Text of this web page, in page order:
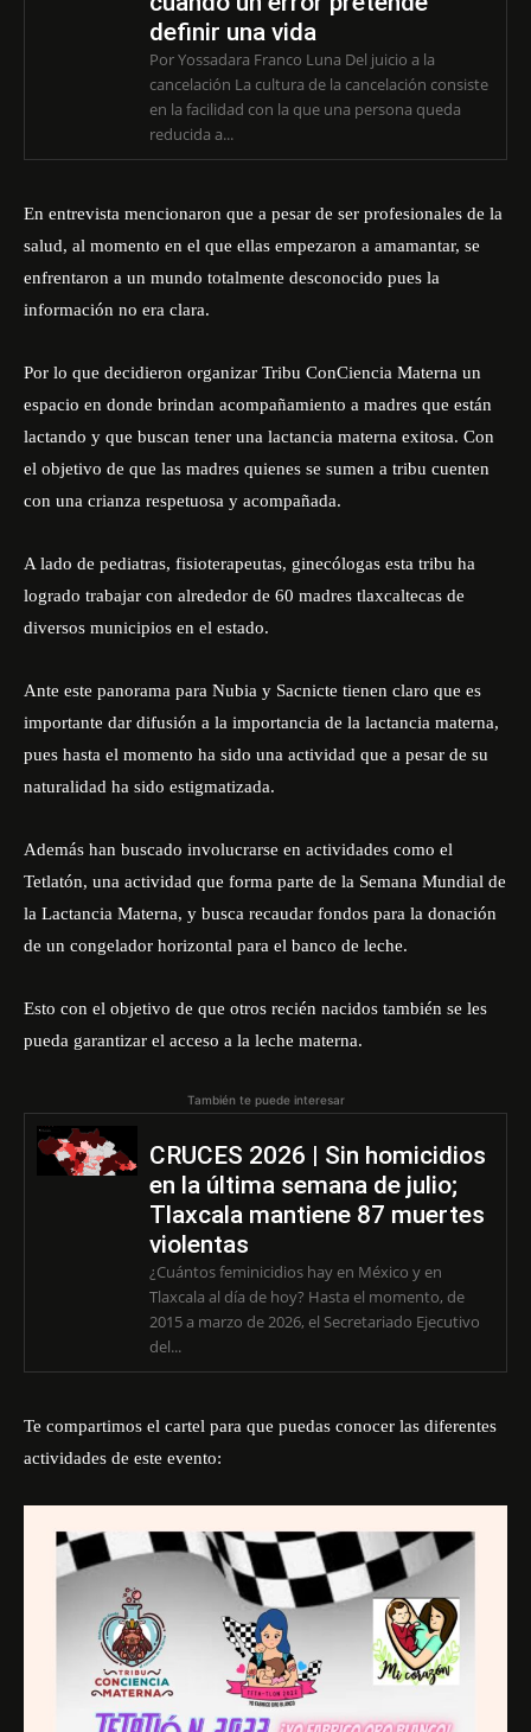
definir una vida
Por Yossadara Franco Luna Del juicio a la
cancelación La cultura de la cancelación consiste
en la facilidad con la que una persona queda
reducida a...
En entrevista mencionaron que a pesar de ser profesionales de la
salud, al momento en el que ellas empezaron a amamantar, se
enfrentaron a un mundo totalmente desconocido pues la
información no era clara.
Por lo que decidieron organizar Tribu ConCiencia Materna un
espacio en donde brindan acompañamiento a madres que están
lactando y que buscan tener una lactancia materna exitosa. Con
el objetivo de que las madres quienes se sumen a tribu cuenten
con una crianza respetuosa y acompañada.
A lado de pediatras, fisioterapeutas, ginecólogas esta tribu ha
logrado trabajar con alrededor de 60 madres tlaxcaltecas de
diversos municipios en el estado.
Ante este panorama para Nubia y Sacnicte tienen claro que es
importante dar difusión a la importancia de la lactancia materna,
pues hasta el momento ha sido una actividad que a pesar de su
naturalidad ha sido estigmatizada.
Además han buscado involucrarse en actividades como el
Tetlatón, una actividad que forma parte de la Semana Mundial de
la Lactancia Materna, y busca recaudar fondos para la donación
de un congelador horizontal para el banco de leche.
Esto con el objetivo de que otros recién nacidos también se les
pueda garantizar el acceso a la leche materna.
También te puede interesar
CRUCES 2026 | Sin homicidios
en la última semana de julio;
Tlaxcala mantiene 87 muertes
violentas
¿Cuántos feminicidios hay en México y en
Tlaxcala al día de hoy? Hasta el momento, de
2015 a marzo de 2026, el Secretariado Ejecutivo
del...
Te compartimos el cartel para que puedas conocer las diferentes
actividades de este evento: